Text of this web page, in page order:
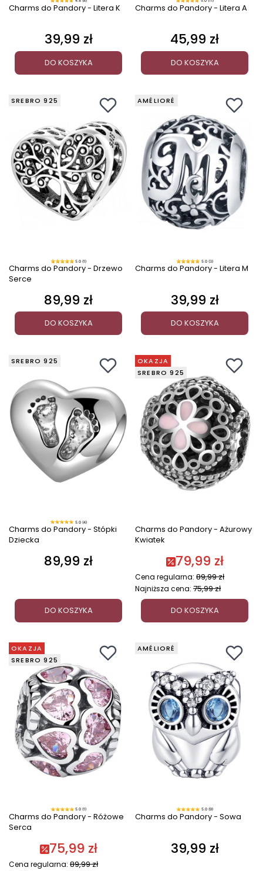
Charms do Pandory - Litera K
Cena
39,99 zł
DO KOSZYKA
Charms do Pandory - Litera A
Cena
45,99 zł
DO KOSZYKA
SREBRO 925
5.0 (1)
Charms do Pandory - Drzewo
Serce
Cena
89,99 zł
DO KOSZYKA
AMÉLIORÉ
5.0 (3)
Charms do Pandory - Litera M
Cena
39,99 zł
DO KOSZYKA
SREBRO 925
5.0 (4)
Charms do Pandory - Stópki
Dziecka
Cena
89,99 zł
DO KOSZYKA
OKAZJA
SREBRO 925
Charms do Pandory - Ażurowy
Kwiatek
79,99 zł
Cena regularna: 89,99 zł
Najniższa cena: 75,99 zł
DO KOSZYKA
OKAZJA
SREBRO 925
5.0 (1)
Charms do Pandory - Różowe
Serca
75,99 zł
Cena regularna: 89,99 zł
AMÉLIORÉ
5.0 (9)
Charms do Pandory - Sowa
Cena
39,99 zł